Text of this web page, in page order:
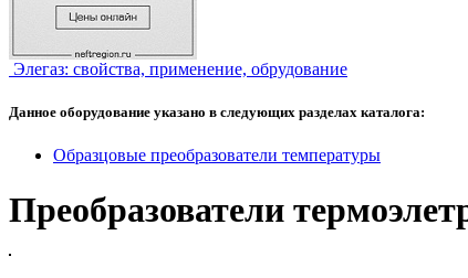
Элегаз: свойства, применение, обрудование
Данное оборудование указано в следующих разделах каталога:
Образцовые преобразователи температуры
Преобразователи